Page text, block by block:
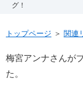
グ！
トップページ ＞ 関連
梅宮アンナさんが
た。